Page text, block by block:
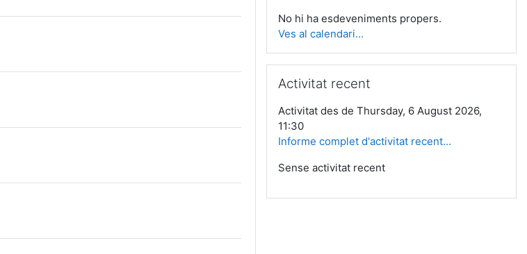
No hi ha esdeveniments propers.
Ves al calendari...
Activitat recent
Activitat des de Thursday, 6 August 2026,
11:30
Informe complet d'activitat recent...
Sense activitat recent